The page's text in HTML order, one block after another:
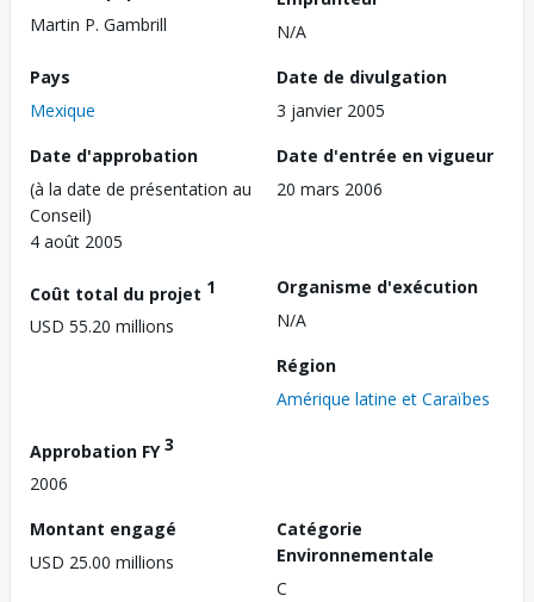
Martin P. Gambrill
N/A
Pays
Mexique
Date de divulgation
3 janvier 2005
Date d'approbation
(à la date de présentation au
Conseil)
4 août 2005
Date d'entrée en vigueur
20 mars 2006
Coût total du projet 1
USD 55.20 millions
Organisme d'exécution
N/A
Région
Amérique latine et Caraïbes
Approbation FY3
2006
Montant engagé
USD 25.00 millions
Catégorie
Environnementale
C